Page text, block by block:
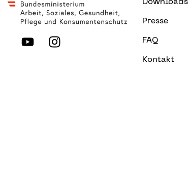
Downloads
Presse
FAQ
Kontakt